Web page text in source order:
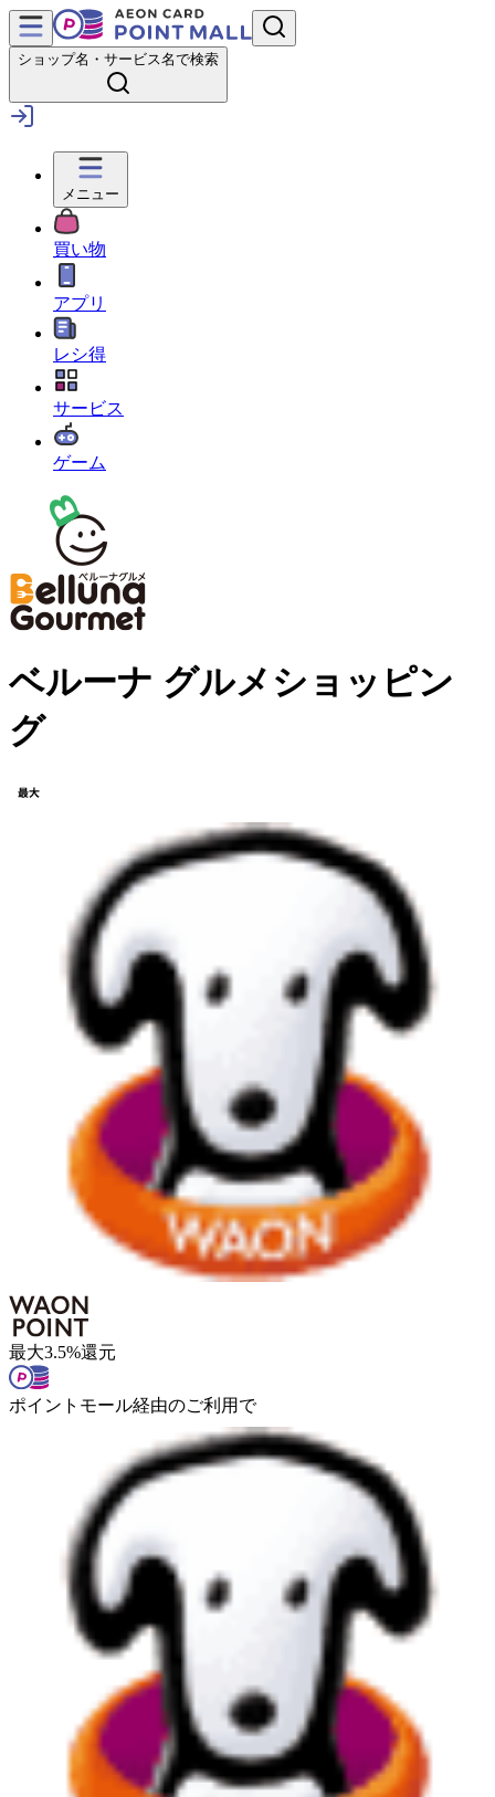
ショップ名・サービス名で検索
メニュー
買い物
アプリ
レシ得
サービス
ゲーム
ベルーナ グルメショッピン
グ
最大3.5%還元
ポイントモール経由のご利用で